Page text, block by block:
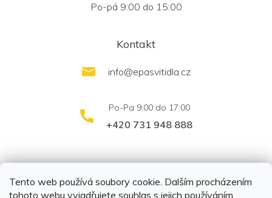
Tento web používá soubory cookie. Dalším procházením
tohoto webu vyjadřujete souhlas s jejich používáním.
Po-pá 9:00 do 15:00
Kontakt
info@epasvitidla.cz
+420 731 948 888